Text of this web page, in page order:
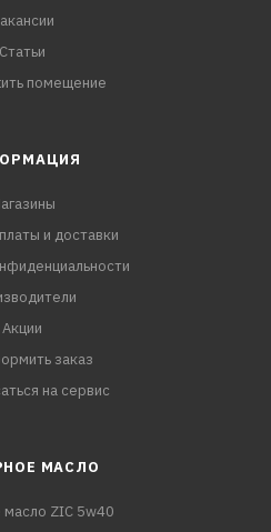
Статьи
помещение
и доставки
Акции
заказ
на сервис
МАСЛО
ZIC 5w40